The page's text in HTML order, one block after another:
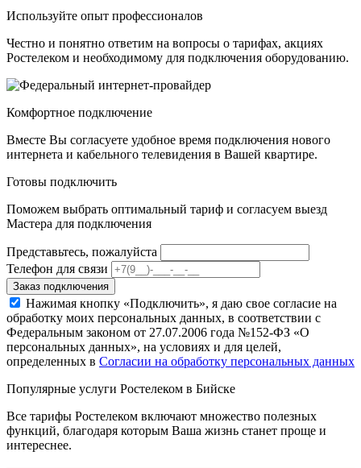
Используйте опыт профессионалов
Честно и понятно ответим на вопросы о тарифах, акциях
Ростелеком и необходимому для подключения оборудованию.
Комфортное подключение
Вместе Вы согласуете удобное время подключения нового
интернета и кабельного телевидения в Вашей квартире.
Готовы подключить
Поможем выбрать оптимальный тариф и согласуем выезд
Мастера для подключения
Представьтесь, пожалуйста
Телефон для связи
Заказ подключения
Нажимая кнопку «Подключить», я даю свое согласие на
обработку моих персональных данных, в соответствии с
Федеральным законом от 27.07.2006 года №152-ФЗ «О
персональных данных», на условиях и для целей,
определенных в Согласии на обработку персональных данных
Популярные услуги Ростелеком в Бийске
Все тарифы Ростелеком включают множество полезных
функций, благодаря которым Ваша жизнь станет проще и
интереснее.